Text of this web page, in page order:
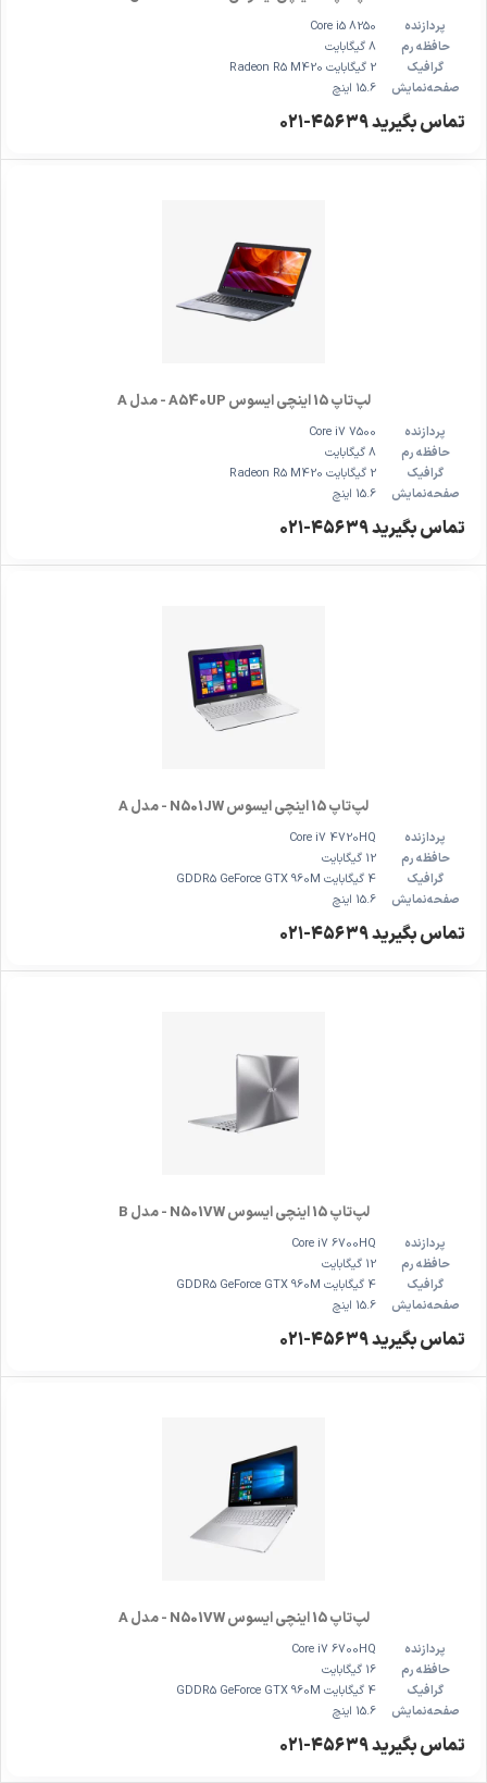
پردازنده
Core i5 8250
حافظه رم
8 گیگابایت
گرافیک
2 گیگابایت Radeon R5 M420
صفحه‌نمایش
15.6 اینچ
تماس بگیرید ۴۵۶۳۹-۰۲۱
لپ‌تاپ 15 اینچی ایسوس A540UP - مدل A
پردازنده
Core i7 7500
حافظه رم
8 گیگابایت
گرافیک
2 گیگابایت Radeon R5 M420
صفحه‌نمایش
15.6 اینچ
تماس بگیرید ۴۵۶۳۹-۰۲۱
لپ‌تاپ 15 اینچی ایسوس N501JW - مدل A
پردازنده
Core i7 4720HQ
حافظه رم
12 گیگابایت
گرافیک
4 گیگابایت GDDR5 GeForce GTX 960M
صفحه‌نمایش
15.6 اینچ
تماس بگیرید ۴۵۶۳۹-۰۲۱
لپ‌تاپ 15 اینچی ایسوس N501VW - مدل B
پردازنده
Core i7 6700HQ
حافظه رم
12 گیگابایت
گرافیک
4 گیگابایت GDDR5 GeForce GTX 960M
صفحه‌نمایش
15.6 اینچ
تماس بگیرید ۴۵۶۳۹-۰۲۱
لپ‌تاپ 15 اینچی ایسوس N501VW - مدل A
پردازنده
Core i7 6700HQ
حافظه رم
16 گیگابایت
گرافیک
4 گیگابایت GDDR5 GeForce GTX 960M
صفحه‌نمایش
15.6 اینچ
تماس بگیرید ۴۵۶۳۹-۰۲۱